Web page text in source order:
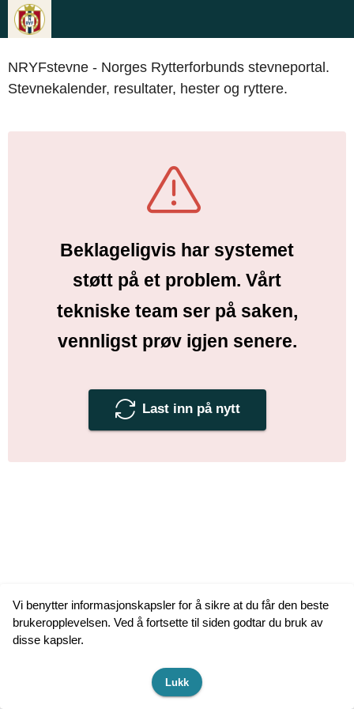
NRYFstevne - Norges Rytterforbunds stevneportal.
Stevnekalender, resultater, hester og ryttere.
Beklageligvis har systemet
støtt på et problem. Vårt
tekniske team ser på saken,
vennligst prøv igjen senere.
Last inn på nytt
Vi benytter informasjonskapsler for å sikre at du får den beste
brukeropplevelsen. Ved å fortsette til siden godtar du bruk av
disse kapsler.
Lukk